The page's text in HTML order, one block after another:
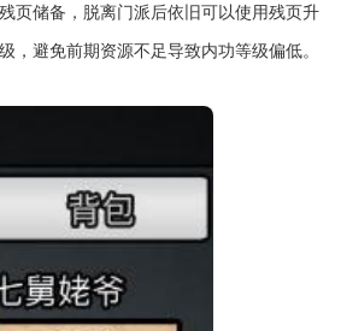
页储备，脱离门派后依旧可以使用残页升
避免前期资源不足导致内功等级偏低。